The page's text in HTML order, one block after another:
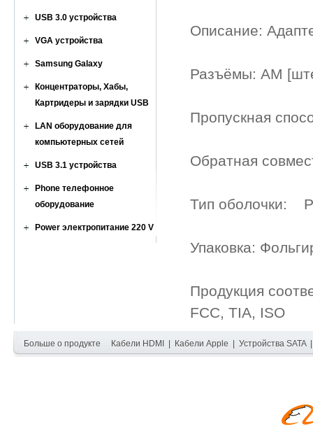
USB 3.0 устройства
VGA устройства
Samsung Galaxy
Концентраторы, Хабы,
Картридеры и зарядки USB
LAN оборудование для
компьютерных сетей
USB 3.1 устройства
Phone телефонное
оборудование
Power электропитание 220 V
Описание:
Разъёмы: AМ
Пропускная
Обратная
Тип оболочки:
Упаковка:
Продукция
FCC, TIA, ISO
Больше о продукте Кабели HDMI Кабели Apple Устройства SATA